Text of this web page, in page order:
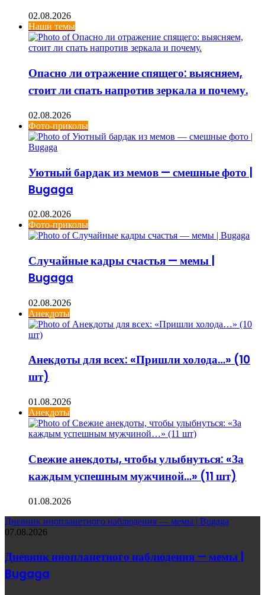
02.08.2026
Наши темы
Опасно ли отражение спящего: выясняем,
стоит ли спать напротив зеркала и почему.
02.08.2026
Фото-приколы
Уютный бардак из мемов — смешные фото |
Bugaga
02.08.2026
Фото-приколы
Случайные кадры счастья — мемы |
Bugaga
02.08.2026
Анекдоты
Анекдоты для всех: «Пришли холода…» (10
шт)
01.08.2026
Анекдоты
Свежие анекдоты, чтобы улыбнуться: «За
каждым успешным мужчиной…» (11 шт)
01.08.2026
Дневник инопланетного наблюдения — мемы | Bugaga
07.08.2026
Дневник инопланетного наблюдения — мемы |
Bugaga